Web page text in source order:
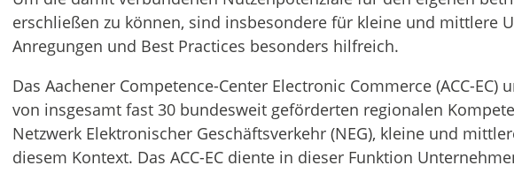
erschließen zu können, sind insbesondere für kleine und mittlere
Anregungen und Best Practices besonders hilfreich.
Das Aachener Competence-Center Electronic Commerce (ACC-EC)
von insgesamt fast 30 bundesweit geförderten regionalen
Netzwerk Elektronischer Geschäftsverkehr (NEG), kleine und
diesem Kontext. Das ACC-EC diente in dieser Funktion